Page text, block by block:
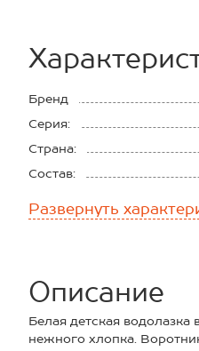
Бренд
Серия:
Страна:
Состав:
Плотность ткани:
Развернуть
Описание
Белая детская
нежного хлопка.